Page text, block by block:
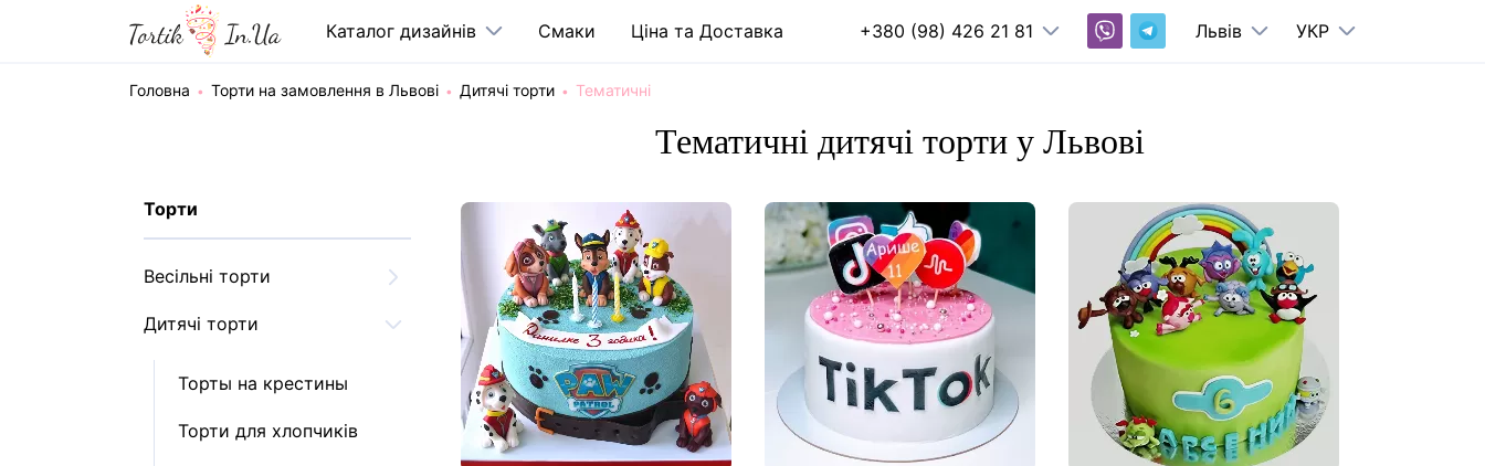
Каталог дизайнів Cмаки Ціна та Доставка +380 (98) 426 21 81 Львів УКР
Головна Торти на замовлення в Львові Дитячі торти Тематичні
Торти
Весільні торти
Дитячі торти
Торты на крестины
Торти для хлопчиків
Тематичні дитячі торти у Львові